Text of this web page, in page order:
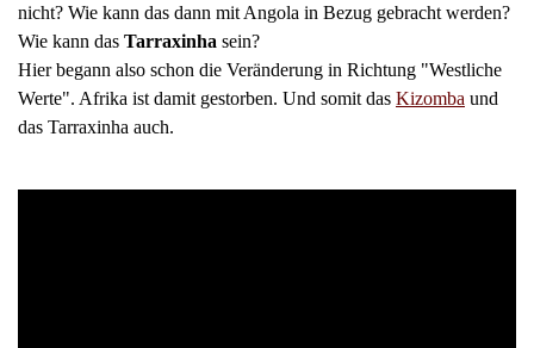
nicht? Wie kann das dann mit Angola in Bezug gebracht werden?
Wie kann das Tarraxinha sein?
Hier begann also schon die Veränderung in Richtung "Westliche
Werte". Afrika ist damit gestorben. Und somit das Kizomba und
das Tarraxinha auch.